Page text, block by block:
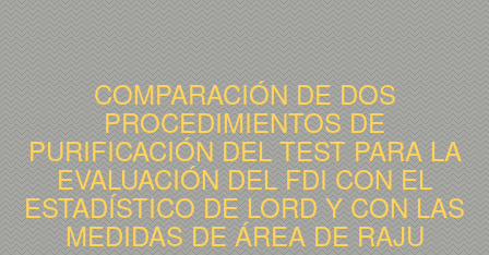
COMPARACIÓN DE DOS
PROCEDIMIENTOS DE
PURIFICACIÓN DEL TEST PARA LA
EVALUACIÓN DEL FDI CON EL
ESTADÍSTICO DE LORD Y CON LAS
MEDIDAS DE ÁREA DE RAJU